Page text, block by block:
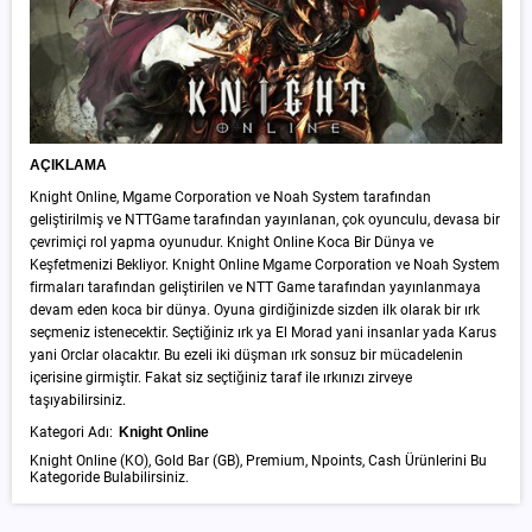
AÇIKLAMA
Knight Online, Mgame Corporation ve Noah System tarafından
geliştirilmiş ve NTTGame tarafından yayınlanan, çok oyunculu, devasa bir
çevrimiçi rol yapma oyunudur. Knight Online Koca Bir Dünya ve
Keşfetmenizi Bekliyor. Knight Online Mgame Corporation ve Noah System
firmaları tarafından geliştirilen ve NTT Game tarafından yayınlanmaya
devam eden koca bir dünya. Oyuna girdiğinizde sizden ilk olarak bir ırk
seçmeniz istenecektir. Seçtiğiniz ırk ya El Morad yani insanlar yada Karus
yani Orclar olacaktır. Bu ezeli iki düşman ırk sonsuz bir mücadelenin
içerisine girmiştir. Fakat siz seçtiğiniz taraf ile ırkınızı zirveye
taşıyabilirsiniz.
Kategori Adı: Knight Online
Knight Online (KO), Gold Bar (GB), Premium, Npoints, Cash Ürünlerini Bu
Kategoride Bulabilirsiniz.